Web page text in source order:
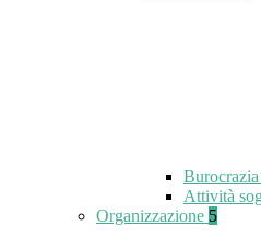
Attività
Organizzazione 5